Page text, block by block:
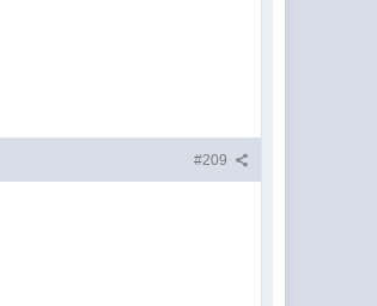
#209